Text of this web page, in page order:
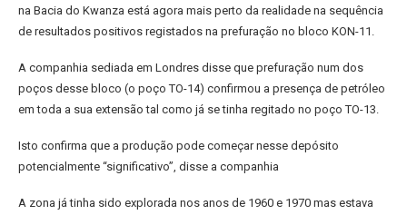
na Bacia do Kwanza está agora mais perto da realidade na sequência
de resultados positivos registados na prefuração no bloco KON-11.
A companhia sediada em Londres disse que prefuração num dos
poços desse bloco (o poço TO-14) confirmou a presença de petróleo
em toda a sua extensão tal como já se tinha regitado no poço TO-13.
Isto confirma que a produção pode começar nesse depósito
potencialmente “significativo”, disse a companhia
A zona já tinha sido explorada nos anos de 1960 e 1970 mas estava